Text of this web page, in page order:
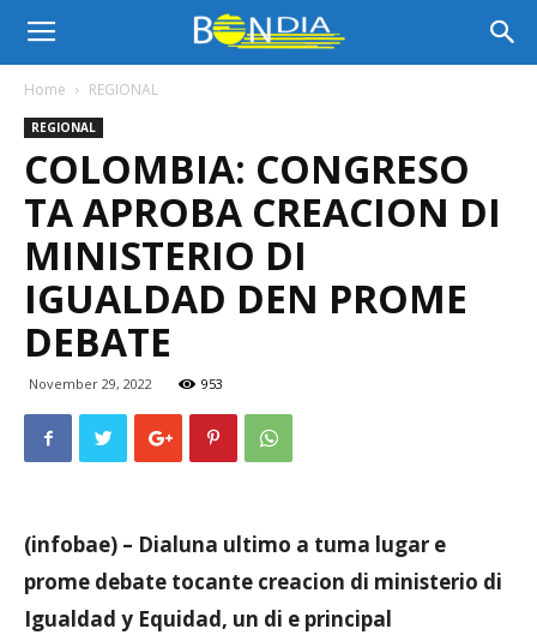
Bon
Dia
Aruba
Noticia
Aruba
Home REGIONAL
REGIONAL
COLOMBIA: CONGRESO
TA APROBA CREACION DI
MINISTERIO DI
IGUALDAD DEN PROME
DEBATE
November 29, 2022 953
(infobae) – Dialuna ultimo a tuma lugar e
prome debate tocante creacion di ministerio di
Igualdad y Equidad, un di e principal